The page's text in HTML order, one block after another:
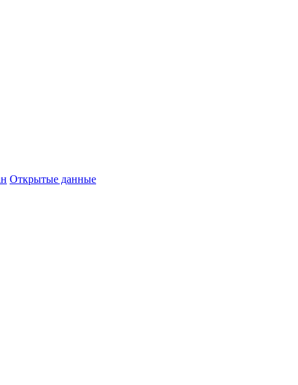
Открытые данные